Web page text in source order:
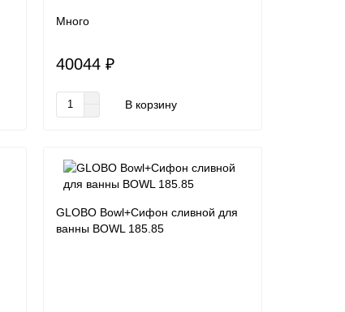
Много
40044 ₽
В корзину
GLOBO Bowl+Сифон сливной для
ванны BOWL 185.85